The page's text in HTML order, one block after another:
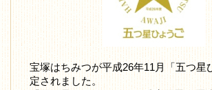
宝塚はちみつが平成26年11月「五つ星
定されました。